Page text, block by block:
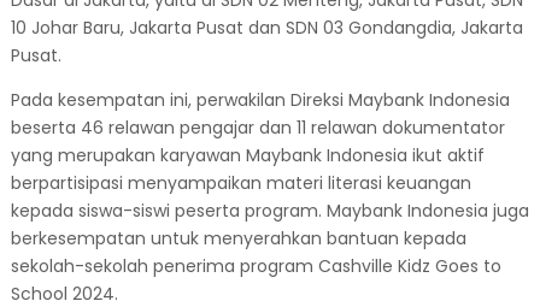
10 Johar Baru, Jakarta Pusat dan SDN 03 Gondangdia, Jakarta
Pusat.
Pada kesempatan ini, perwakilan Direksi Maybank Indonesia
beserta 46 relawan pengajar dan 11 relawan dokumentator
yang merupakan karyawan Maybank Indonesia ikut aktif
berpartisipasi menyampaikan materi literasi keuangan
kepada siswa-siswi peserta program. Maybank Indonesia juga
berkesempatan untuk menyerahkan bantuan kepada
sekolah-sekolah penerima program Cashville Kidz Goes to
School 2024.